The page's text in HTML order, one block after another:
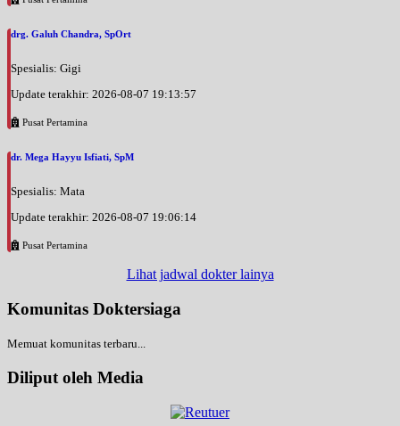
drg. Galuh Chandra, SpOrt
Spesialis: Gigi
Update terakhir: 2026-08-07 19:13:57
Pusat Pertamina
dr. Mega Hayyu Isfiati, SpM
Spesialis: Mata
Update terakhir: 2026-08-07 19:06:14
Pusat Pertamina
Lihat jadwal dokter lainya
Komunitas Doktersiaga
Memuat komunitas terbaru...
Diliput oleh Media